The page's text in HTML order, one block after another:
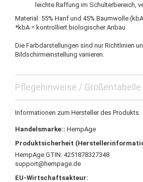
leichte Raffung im Schulterbereich,
Material: 55% Hanf und 45% Baumwolle
*kbA = kontrolliert biologischer Anbau
Die Farbdarstellungen sind nur Richtlinien
Bildschirmeinstellung variieren.
Pflegehinweise / Größentabelle
Informationen zum Hersteller des Produkts
Handelsmarke:: HempAge
Produktsicherheit
HempAge GTIN: 4251878327348
support@hempage.de
EU-Wirtschaftsakteur: